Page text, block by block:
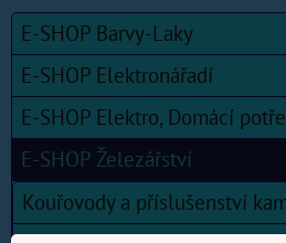
E-SHOP Barvy-Laky
E-SHOP Elektronářadí
E-SHOP Elektro, Domácí
E-SHOP Železářství
Kouřovody a příslušenství